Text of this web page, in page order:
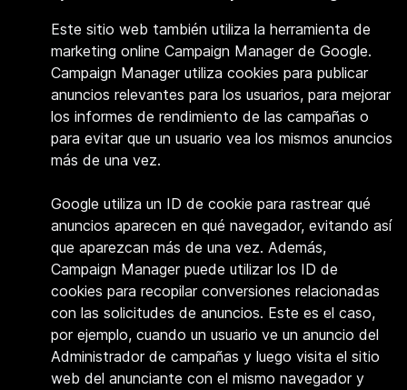
Este sitio web también utiliza la herramienta de
marketing online Campaign Manager de Google.
Campaign Manager utiliza cookies para publicar
anuncios relevantes para los usuarios, para mejorar
los informes de rendimiento de las campañas o
para evitar que un usuario vea los mismos anuncios
más de una vez.
Google utiliza un ID de cookie para rastrear qué
anuncios aparecen en qué navegador, evitando así
que aparezcan más de una vez. Además,
Campaign Manager puede utilizar los ID de
cookies para recopilar conversiones relacionadas
con las solicitudes de anuncios. Este es el caso,
por ejemplo, cuando un usuario ve un anuncio del
Administrador de campañas y luego visita el sitio
web del anunciante con el mismo navegador y